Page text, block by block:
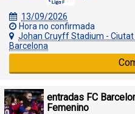
13/09/2026
Hora no confirmada
Johan Cruyff Stadium - Ciutat
Barcelona
entradas FC
Femenino